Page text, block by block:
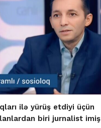
ilə yürüş etdiyi üçün
biri jurnalist imiş